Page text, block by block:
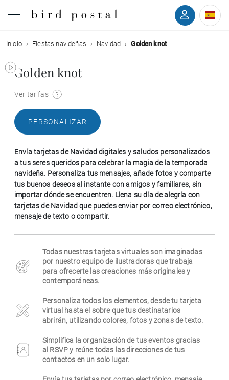
Boda
Nacimiento
Comunión
Condolencias
Cumpleaños
Fiestas navideñas
Inicio Fiestas navideñas Navidad Golden knot
Golden knot
Ver tarifas
PERSONALIZAR
Envía tarjetas de Navidad digitales y saludos personalizados
a tus seres queridos para celebrar la magia de la temporada
navideña. Personaliza tus mensajes, añade fotos y comparte
tus buenos deseos al instante con amigos y familiares, sin
importar dónde se encuentren. Llena su día de alegría con
tarjetas de Navidad que puedes enviar por correo electrónico,
mensaje de texto o compartir.
Todas nuestras tarjetas virtuales son imaginadas
por nuestro equipo de ilustradoras que trabaja
para ofrecerte las creaciones más originales y
contemporáneas.
Personaliza todos los elementos, desde tu tarjeta
virtual hasta el sobre que tus destinatarios
abrirán, utilizando colores, fotos y zonas de texto.
Simplifica la organización de tus eventos gracias
al RSVP y reúne todas las direcciones de tus
contactos en un solo lugar.